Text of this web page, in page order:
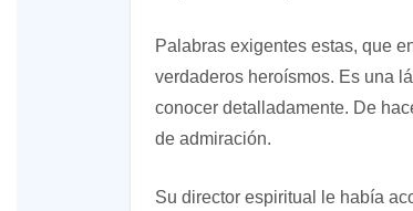
Palabras exigentes estas, que
verdaderos heroísmos. Es una
conocer detalladamente. De
de admiración.
Su director espiritual le había